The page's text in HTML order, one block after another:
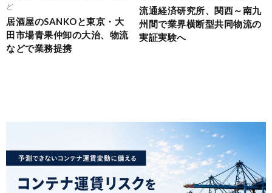
ど
居酒屋のSANKOと東京・大
田市場青果仲卸の大治、物流
などで業務提携
流通経済研究所、関西～南九
州間で業界横断型共同物流の
実証実験へ